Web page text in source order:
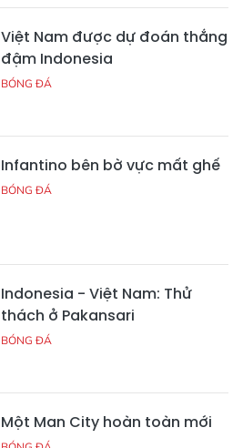
Việt Nam được dự đoán thắng
đậm Indonesia
BÓNG ĐÁ
Infantino bên bờ vực mất ghế
BÓNG ĐÁ
Indonesia - Việt Nam: Thử
thách ở Pakansari
BÓNG ĐÁ
Một Man City hoàn toàn mới